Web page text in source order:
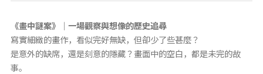
《畫中謎案》｜一場觀察與想像的歷史追尋
寫實細緻的畫作，看似完好無缺，但卻少了些甚麼？
是意外的缺席，還是刻意的隱藏？畫面中的空白，都是未完的故
事。